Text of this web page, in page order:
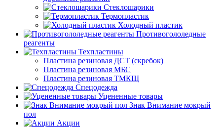
Стеклошарики
Термопластик
Холодный пластик
Противогололедные
реагенты
Техпластины
Пластина резиновая ДСТ (скребок)
Пластина резиновая МБС
Пластина резиновая ТМКЩ
Спецодежда
Уцененные товары
Знак Внимание мокрый
пол
Акции